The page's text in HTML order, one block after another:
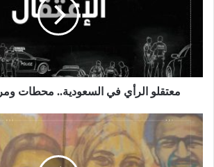
معتقلو الرأي في السعودية.. محطات